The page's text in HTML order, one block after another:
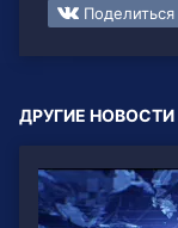
Поделиться
ДРУГИЕ НОВОСТИ